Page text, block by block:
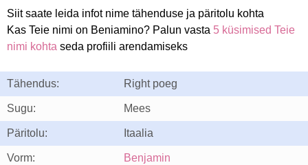
Siit saate leida infot nime tähenduse ja päritolu kohta
Kas Teie nimi on Beniamino? Palun vasta 5 küsimised Teie
nimi kohta seda profiili arendamiseks
Tähendus: Right poeg
Sugu: Mees
Päritolu: Itaalia
Vorm: Benjamin